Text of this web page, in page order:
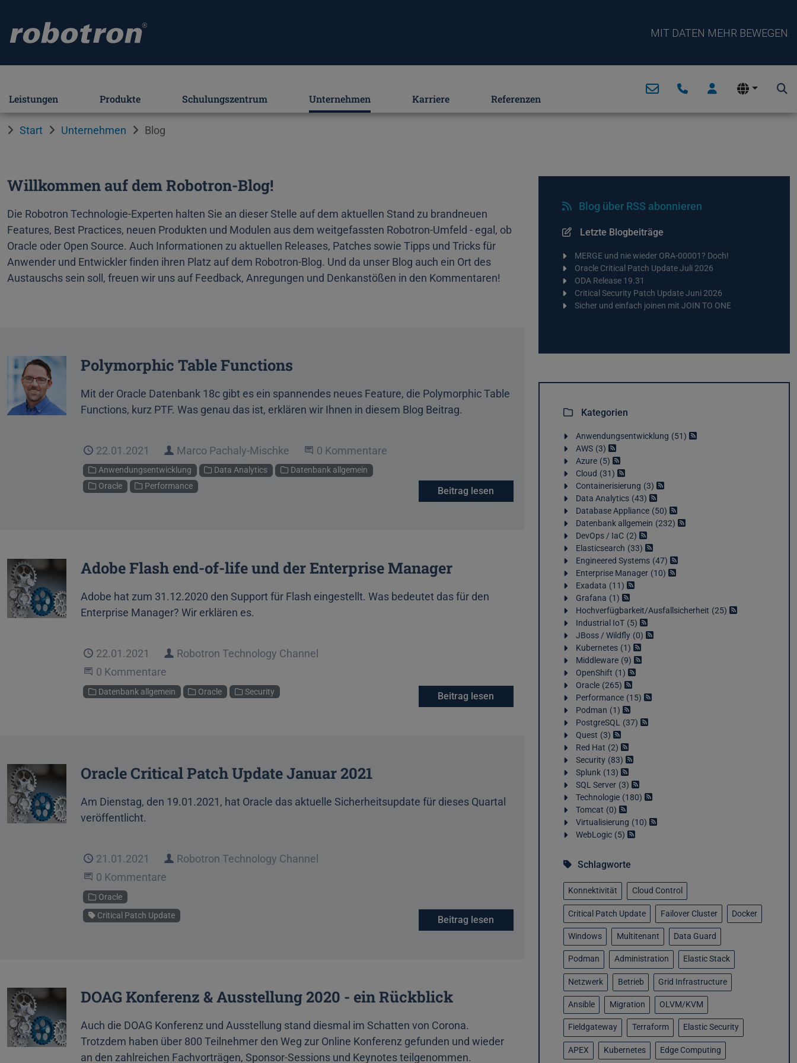
MIT DATEN MEHR BEWEGEN.
Leistungen Produkte Schulungszentrum Unternehmen Karriere Referenzen
Start Unternehmen Blog
Willkommen auf dem Robotron-Blog!
Die Robotron Technologie-Experten halten Sie an dieser Stelle auf dem aktuellen Stand zu brandneuen
Features, Best Practices, neuen Produkten und Modulen aus dem weitgefassten Robotron-Umfeld - egal, ob
Oracle oder Open Source. Auch Informationen zu aktuellen Releases, Patches sowie Tipps und Tricks für
Anwender und Entwickler finden ihren Platz auf dem Robotron-Blog. Und da unser Blog auch ein Ort des
Austauschs sein soll, freuen wir uns auf Feedback, Anregungen und Denkanstößen in den Kommentaren!
Polymorphic Table Functions
Mit der Oracle Datenbank 18c gibt es ein spannendes neues Feature, die Polymorphic Table
Functions, kurz PTF. Was genau das ist, erklären wir Ihnen in diesem Blog Beitrag.
Veröffentlicht
22.01.2021 Autor
Marco Pachaly-Mischke Beginne eine Unterhaltung
0 Kommentare
Kategorien
Anwendungsentwicklung Data Analytics
Datenbank allgemein
Oracle
Performance Beitrag lesen
Adobe Flash end-of-life und der Enterprise Manager
Adobe hat zum 31.12.2020 den Support für Flash eingestellt. Was bedeutet das für den
Enterprise Manager? Wir erklären es.
Veröffentlicht
22.01.2021 Autor
Robotron Technology Channel
Beginne eine Unterhaltung
0 Kommentare
Kategorien
Datenbank allgemein Oracle Security Beitrag lesen
Oracle Critical Patch Update Januar 2021
Am Dienstag, den 19.01.2021, hat Oracle das aktuelle Sicherheitsupdate für dieses Quartal
veröffentlicht.
Veröffentlicht
21.01.2021 Autor
Robotron Technology Channel
Beginne eine Unterhaltung
0 Kommentare
Kategorie
Oracle
Schlagwort
Critical Patch Update Beitrag lesen
DOAG Konferenz & Ausstellung 2020 - ein Rückblick
Auch die DOAG Konferenz und Ausstellung stand diesmal im Schatten von Corona.
Trotzdem haben über 800 Teilnehmer den Weg zur Online Konferenz gefunden und wieder
an den zahlreichen Fachvorträgen, Sponsor-Sessions und Keynotes teilgenommen.
Blog über RSS abonnieren
Letzte Blogbeiträge
MERGE und nie wieder ORA-00001? Doch!
Oracle Critical Patch Update Juli 2026
ODA Release 19.31
Critical Security Patch Update Juni 2026
Sicher und einfach joinen mit JOIN TO ONE
Kategorien
Anwendungsentwicklung 51
AWS 3
Azure 5
Cloud
31
Containerisierung 3
Data Analytics 43
Database Appliance 50
Datenbank allgemein 232
DevOps / IaC 2
Elasticsearch 33
Engineered Systems 47
Enterprise Manager 10
Exadata 11
Grafana 1
Hochverfügbarkeit/Ausfallsicherheit 25
Industrial IoT 5
JBoss / Wildfly 0
Kubernetes 1
Middleware 9
OpenShift 1
Oracle 265
Performance 15
Podman 1
PostgreSQL 37
Quest 3
Red Hat 2
Security 83
Splunk 13
SQL Server 3
Technologie 180
Tomcat 0
Virtualisierung 10
WebLogic 5
Schlagworte
Konnektivität Cloud Control
Critical Patch Update Failover Cluster Docker
Windows Multitenant Data Guard
Podman Administration Elastic Stack
Netzwerk Betrieb Grid Infrastructure
Ansible Migration OLVM/KVM
Fieldgateway Terraform Elastic Security
APEX Kubernetes Edge Computing